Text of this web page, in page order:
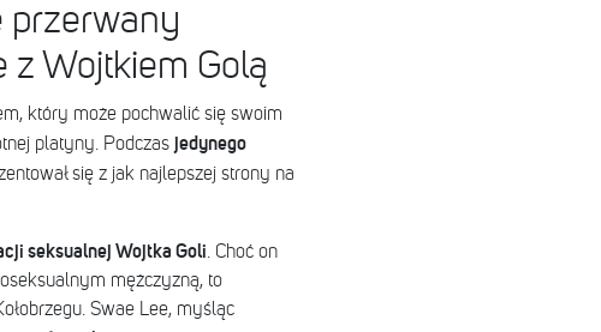
przerwany
z Wojtkiem Golą
który może pochwalić się swoim
platyny. Podczas jedynego
się z jak najlepszej strony na
seksualnej Wojtka Goli. Choć on
mężczyzną, to
Swae Lee, myśląc